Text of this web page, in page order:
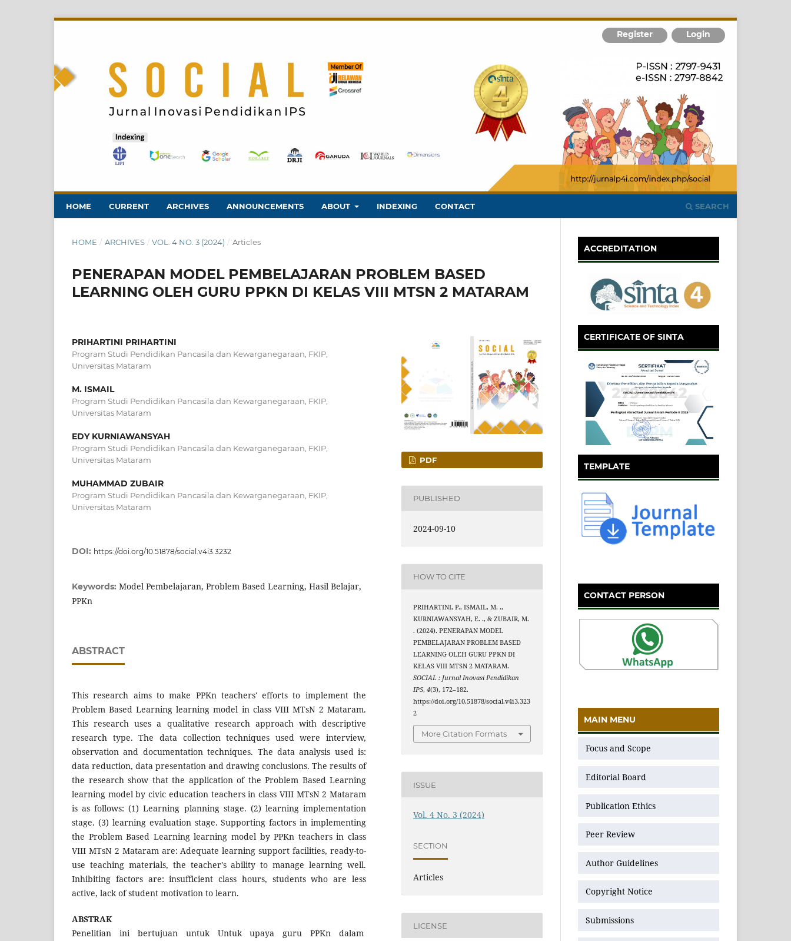
HOME CURRENT ARCHIVES ANNOUNCEMENTS ABOUT INDEXING CONTACT SEARCH
Register Login
HOME / ARCHIVES / VOL. 4 NO. 3 (2024) / Articles
PENERAPAN MODEL PEMBELAJARAN PROBLEM BASED
LEARNING OLEH GURU PPKN DI KELAS VIII MTSN 2 MATARAM
PRIHARTINI PRIHARTINI
Program Studi Pendidikan Pancasila dan Kewarganegaraan, FKIP,
Universitas Mataram
M. ISMAIL
Program Studi Pendidikan Pancasila dan Kewarganegaraan, FKIP,
Universitas Mataram
EDY KURNIAWANSYAH
Program Studi Pendidikan Pancasila dan Kewarganegaraan, FKIP,
Universitas Mataram
MUHAMMAD ZUBAIR
Program Studi Pendidikan Pancasila dan Kewarganegaraan, FKIP,
Universitas Mataram
DOI: https://doi.org/10.51878/social.v4i3.3232
Keywords: Model Pembelajaran, Problem Based Learning, Hasil Belajar,
PPKn
ABSTRACT
This research aims to make PPKn teachers' efforts to implement the
Problem Based Learning learning model in class VIII MTsN 2 Mataram.
This research uses a qualitative research approach with descriptive
research type. The data collection techniques used were interview,
observation and documentation techniques. The data analysis used is:
data reduction, data presentation and drawing conclusions. The results of
the research show that the application of the Problem Based Learning
learning model by civic education teachers in class VIII MTsN 2 Mataram
is as follows: (1) Learning planning stage. (2) learning implementation
stage. (3) learning evaluation stage. Supporting factors in implementing
the Problem Based Learning learning model by PPKn teachers in class
VIII MTsN 2 Mataram are: Adequate learning support facilities, ready-to-
use teaching materials, the teacher's ability to manage learning well.
Inhibiting factors are: insufficient class hours, students who are less
active, lack of student motivation to learn.
ABSTRAK
Penelitian ini bertujuan untuk Untuk upaya guru PPKn dalam
PDF
PUBLISHED
2024-09-10
HOW TO CITE
PRIHARTINI, P., ISMAIL, M. .,
KURNIAWANSYAH, E. ., & ZUBAIR, M.
. (2024). PENERAPAN MODEL
PEMBELAJARAN PROBLEM BASED
LEARNING OLEH GURU PPKN DI
KELAS VIII MTSN 2 MATARAM.
SOCIAL : Jurnal Inovasi Pendidikan
IPS,4(3), 172–182.
https://doi.org/10.51878/social.v4i3.323
2
More Citation Formats
ISSUE
Vol. 4 No. 3 (2024)
SECTION
Articles
LICENSE
ACCREDITATION
CERTIFICATE OF SINTA
TEMPLATE
CONTACT PERSON
MAIN MENU
Focus and Scope
Editorial Board
Publication Ethics
Peer Review
Author Guidelines
Copyright Notice
Submissions